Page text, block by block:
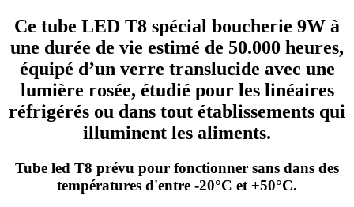
Ce tube LED T8 spécial boucherie 9W à
une durée de vie estimé de 50.000 heures,
équipé d’un verre translucide avec une
lumière rosée, étudié pour les linéaires
réfrigérés ou dans tout établissements qui
illuminent les aliments.
Tube led T8 prévu pour fonctionner sans dans des
températures d'entre -20°C et +50°C.